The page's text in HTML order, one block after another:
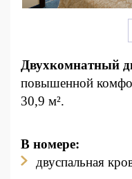
Двухкомнатный
повышенной
30,9 м².
В номере:
двуспальная